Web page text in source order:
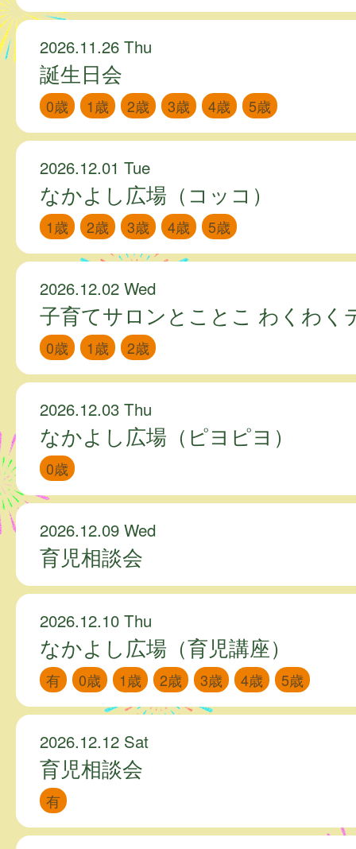
2026.11.26 Thu
誕生日会
0歳 1歳 2歳 3歳 4歳 5歳
2026.12.01 Tue
なかよし広場（コッコ）
1歳 2歳 3歳 4歳 5歳
2026.12.02 Wed
子育てサロンとことこ わくわく
0歳 1歳 2歳
2026.12.03 Thu
なかよし広場（ピヨピヨ）
0歳
2026.12.09 Wed
育児相談会
2026.12.10 Thu
なかよし広場（育児講座）
有 0歳 1歳 2歳 3歳 4歳 5歳
2026.12.12 Sat
育児相談会
有